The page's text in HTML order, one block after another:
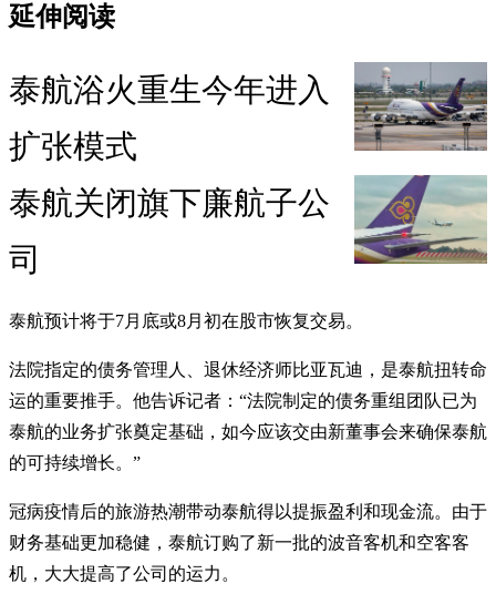
延伸阅读
泰航浴火重生今年进入
扩张模式
泰航关闭旗下廉航子公
司
泰航预计将于7月底或8月初在股市恢复交易。
法院指定的债务管理人、退休经济师比亚瓦迪，是泰航扭转命
运的重要推手。他告诉记者：“法院制定的债务重组团队已为
泰航的业务扩张奠定基础，如今应该交由新董事会来确保泰航
的可持续增长。”
冠病疫情后的旅游热潮带动泰航得以提振盈利和现金流。由于
财务基础更加稳健，泰航订购了新一批的波音客机和空客客
机，大大提高了公司的运力。